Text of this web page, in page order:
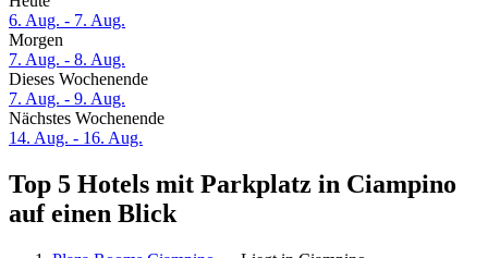
6. Aug. - 7. Aug.
Morgen
7. Aug. - 8. Aug.
Dieses Wochenende
7. Aug. - 9. Aug.
Nächstes Wochenende
14. Aug. - 16. Aug.
Top 5 Hotels mit Parkplatz in Ciampino
auf einen Blick